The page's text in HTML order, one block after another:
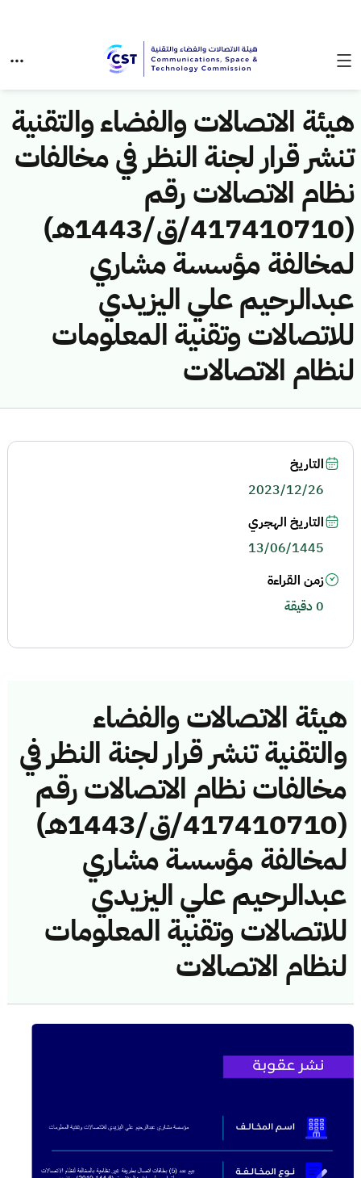
هيئة الاتصالات والفضاء والتقنية
تنشر قرار لجنة النظر في مخالفات
نظام الاتصالات رقم
(417410710/ق/1443هـ)
لمخالفة مؤسسة مشاري
عبدالرحيم علي اليزيدي
للاتصالات وتقنية المعلومات
لنظام الاتصالات
هيئة الاتصالات والفضاء
والتقنية تنشر قرار لجنة النظر في
مخالفات نظام الاتصالات رقم
(417410710/ق/1443هـ)
لمخالفة مؤسسة مشاري
عبدالرحيم علي اليزيدي
للاتصالات وتقنية المعلومات
لنظام الاتصالات
التاريخ
2023/12/26
التاريخ الهجري
13/06/1445
زمن القراءة
0 دقيقة